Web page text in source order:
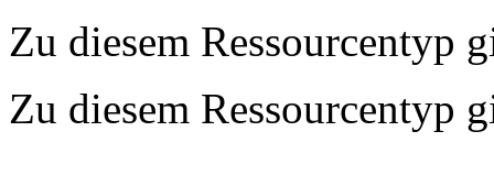
Zu diesem Ressourcentyp
Zu diesem Ressourcentyp